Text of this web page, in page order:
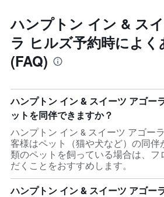
ハンプトン イン & ス
ラ ヒルズ予約時によく
(FAQ)
ハンプトン イン & スイーツ アゴー
ットを同伴できますか？
ハンプトン イン & スイーツ アゴー
客様はペット（猫や犬など）の同伴
類のペットを飼っている場合は、フ
だくことをおすすめします。
ハンプトン イン & スイーツ アゴー